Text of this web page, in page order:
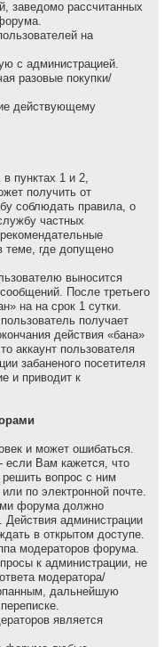
заведомо рассчитанных
на
с администрацией.
разовые покупки/
действующему
пунктах 1 и 2,
получить от
соблюдать правила, о
частных
теме, где допущено
выносится
После третьего
на на сpок 1 сутки.
получает
действия «бана»
аккаунт пользователя
забаненого посетителя
и приводит к
и может ошибаться.
если Вам кажется, что
вопpос с ним
по электронной почте.
форума должно
Действия администрации
в открытом доступе.
модераторов форума.
к администрации, не
модератора/
дальнейшую
является